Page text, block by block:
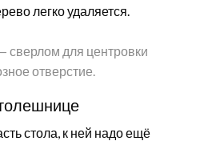
легко удаляется.
сверлом для центровки
отверстие.
стола, к ней надо ещё